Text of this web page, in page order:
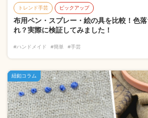
トレンド手芸 ピックアップ
布用ペン・スプレー・絵の具を比較！色
れ？実際に検証してみました！
#ハンドメイド #簡単 #手芸
紐釦コラム